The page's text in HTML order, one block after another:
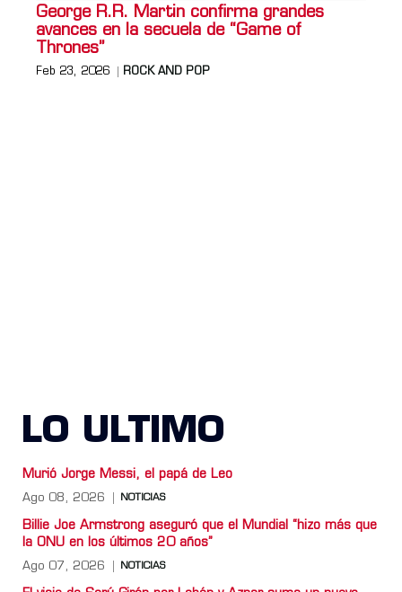
George R.R. Martin confirma grandes
avances en la secuela de “Game of
Thrones”
Feb 23, 2026 ROCK AND POP
LO ULTIMO
Murió Jorge Messi, el papá de Leo
Ago 08, 2026 NOTICIAS
Billie Joe Armstrong aseguró que el Mundial “hizo más que
la ONU en los últimos 20 años”
Ago 07, 2026 NOTICIAS